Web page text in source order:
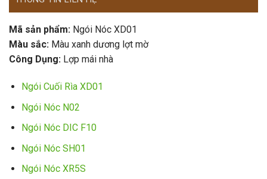
Mã sản phẩm: Ngói Nóc XD01
Màu sắc: Màu xanh dương lợt mờ
Công Dụng: Lợp mái nhà
Ngói Cuối Rìa XD01
Ngói Nóc N02
Ngói Nóc DIC F10
Ngói Nóc SH01
Ngói Nóc XR5S